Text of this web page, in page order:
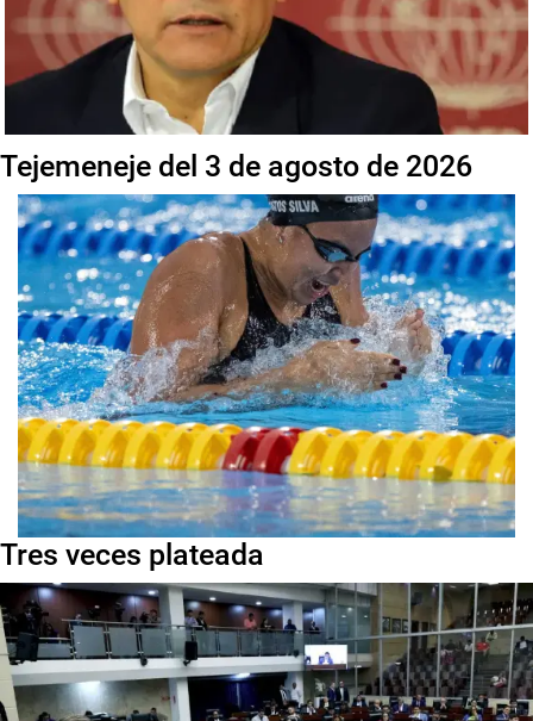
Tejemeneje del 3 de agosto de 2026
Tres veces plateada